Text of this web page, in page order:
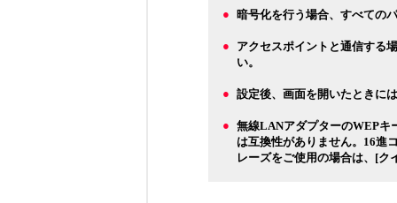
● 暗号化を行う場合、すべての
●
アクセスポイントと通信する
い。
● 設定後、画面を開いたときに
● 無線LANアダプターのWEPキ
は互換性がありません。16進
レーズをご使用の場合は、[ク